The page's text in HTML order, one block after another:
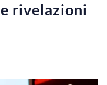
rivelazioni